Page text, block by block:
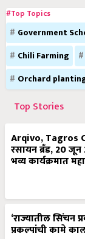
#Top Topics
Government
Chili Farming
Orchard
Top Stories
Arqivo, Tagros
रसायन ब्रँड, 20
भव्य कार्यक्रमात
‘राज्यातील सिंचन
प्रकल्पांची कामे